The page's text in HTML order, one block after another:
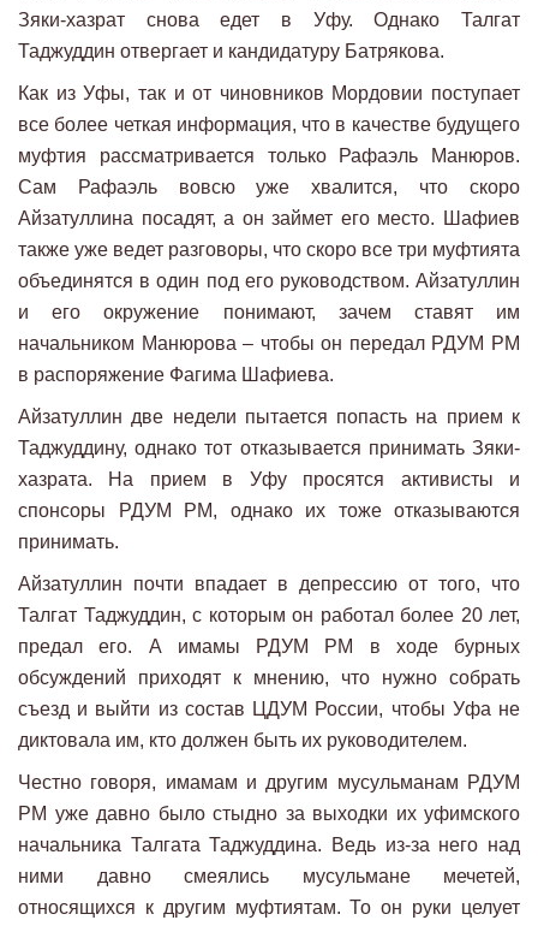
Зяки-хазрат снова едет в Уфу. Однако Талгат
Таджуддин отвергает и кандидатуру Батрякова.
Как из Уфы, так и от чиновников Мордовии поступает
все более четкая информация, что в качестве будущего
муфтия рассматривается только Рафаэль Манюров.
Сам Рафаэль вовсю уже хвалится, что скоро
Айзатуллина посадят, а он займет его место. Шафиев
также уже ведет разговоры, что скоро все три муфтията
объединятся в один под его руководством. Айзатуллин
и его окружение понимают, зачем ставят им
начальником Манюрова – чтобы он передал РДУМ РМ
в распоряжение Фагима Шафиева.
Айзатуллин две недели пытается попасть на прием к
Таджуддину, однако тот отказывается принимать Зяки-
хазрата. На прием в Уфу просятся активисты и
спонсоры РДУМ РМ, однако их тоже отказываются
принимать.
Айзатуллин почти впадает в депрессию от того, что
Талгат Таджуддин, с которым он работал более 20 лет,
предал его. А имамы РДУМ РМ в ходе бурных
обсуждений приходят к мнению, что нужно собрать
съезд и выйти из состав ЦДУМ России, чтобы Уфа не
диктовала им, кто должен быть их руководителем.
Честно говоря, имамам и другим мусульманам РДУМ
РМ уже давно было стыдно за выходки их уфимского
начальника Талгата Таджуддина. Ведь из-за него над
ними давно смеялись мусульмане мечетей,
относящихся к другим муфтиятам. То он руки целует